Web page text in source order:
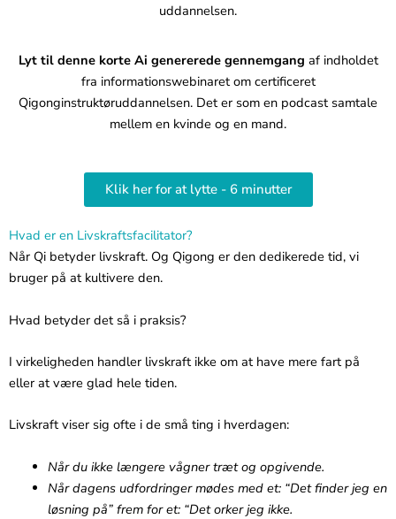
uddannelsen.
Lyt til denne korte Ai genererede gennemgang af indholdet
fra informationswebinaret om certificeret
Qigonginstruktøruddannelsen. Det er som en podcast samtale
mellem en kvinde og en mand.
Klik her for at lytte - 6 minutter
Hvad er en Livskraftsfacilitator?
Når Qi betyder livskraft. Og Qigong er den dedikerede tid, vi
bruger på at kultivere den.
Hvad betyder det så i praksis?
I virkeligheden handler livskraft ikke om at have mere fart på
eller at være glad hele tiden.
Livskraft viser sig ofte i de små ting i hverdagen:
Når du ikke længere vågner træt og opgivende.
Når dagens udfordringer mødes med et: “Det finder jeg en
løsning på” frem for et: “Det orker jeg ikke.